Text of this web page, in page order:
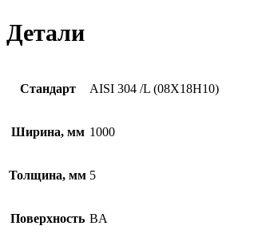
Детали
Стандарт AISI 304 /L (08Х18Н10)
Ширина, мм 1000
Толщина, мм 5
Поверхность BA